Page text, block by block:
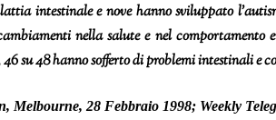
intestinale e nove hanno sviluppato
nella salute e nel
su 48 hanno sofferto di problemi intestinali e
, Melbourne, 28 Febbraio 1998; Weekly